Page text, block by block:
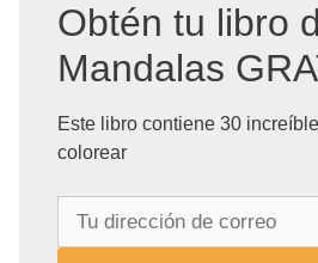
Obtén tu libro
Mandalas
Este libro contiene 30
colorear